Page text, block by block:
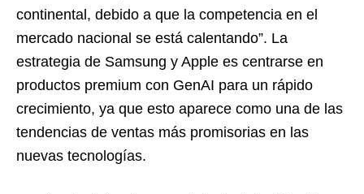
continental, debido a que la competencia en el
mercado nacional se está calentando”. La
estrategia de Samsung y Apple es centrarse en
productos premium con GenAI para un rápido
crecimiento, ya que esto aparece como una de las
tendencias de ventas más promisorias en las
nuevas tecnologías.